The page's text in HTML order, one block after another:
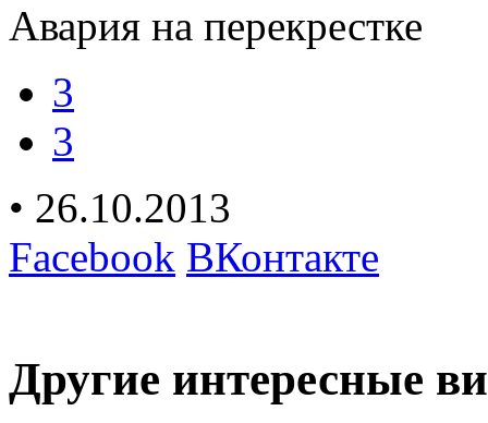
Авария на перекрестке
3
3
• 26.10.2013
Facebook ВКонтакте
Другие интересные